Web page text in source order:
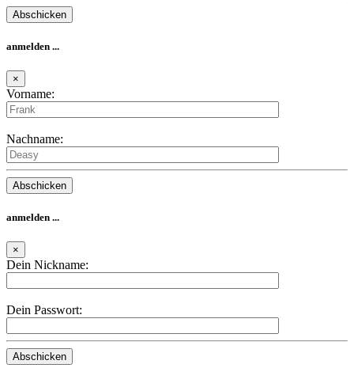
anmelden ...
×
Vorname:
Nachname:
anmelden ...
×
Dein Nickname:
Dein Passwort: